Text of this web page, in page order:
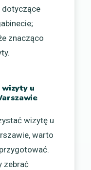
dotyczące
znacząco
wizyty u
wizytę u
warto
zebrać